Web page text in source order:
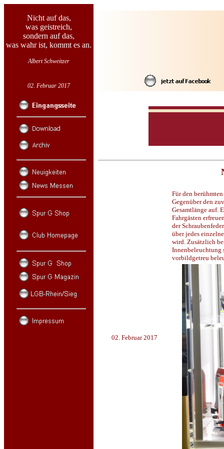
Nicht auf das,
was geistreich,
sondern auf das,
was wahr ist, kommt es an.
Albert Schweitzer
02. Februar 2017
02. Februar 2017
Für den
Gegenüber den
Gesamtlänge auf.
Fahrgästen
der
über jedes
wird. Zusätzlich
Innenbeleuchtung
vorbildgetreu